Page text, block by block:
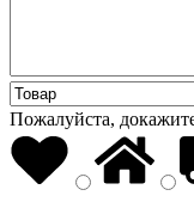
Пожалуйста,